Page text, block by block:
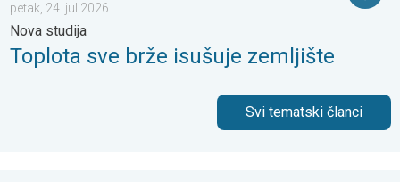
petak, 24. jul 2026.
Nova studija
Toplota sve brže isušuje zemljište
Svi tematski članci